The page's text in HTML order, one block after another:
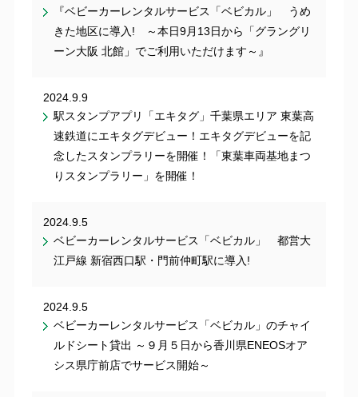
『ベビーカーレンタルサービス「ベビカル」 うめ
きた地区に導入! ～本日9月13日から「グラングリ
ーン大阪 北館」でご利用いただけます～』
2024.9.9
駅スタンプアプリ「エキタグ」千葉県エリア 東葉高
速鉄道にエキタグデビュー！エキタグデビューを記
念したスタンプラリーを開催！「東葉車両基地まつ
りスタンプラリー」を開催！
2024.9.5
ベビーカーレンタルサービス「ベビカル」 都営大
江戸線 新宿西口駅・門前仲町駅に導入!
2024.9.5
ベビーカーレンタルサービス「ベビカル」のチャイ
ルドシート貸出 ～９月５日から香川県ENEOSオア
シス県庁前店でサービス開始～